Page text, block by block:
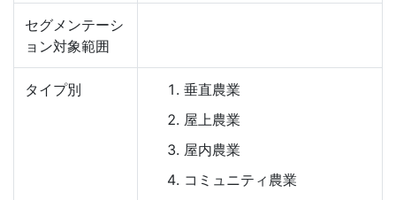
セグメンテーシ
ョン対象範囲
タイプ別
垂直農業
屋上農業
屋内農業
コミュニティ農業